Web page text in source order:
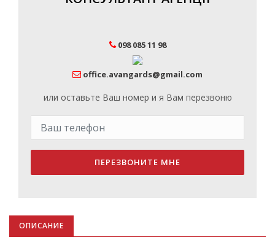
098 085 11 98
office.avangards@gmail.com
или оставьте Ваш номер и я Вам перезвоню
ПЕРЕЗВОНИТЕ МНЕ
ОПИСАНИЕ